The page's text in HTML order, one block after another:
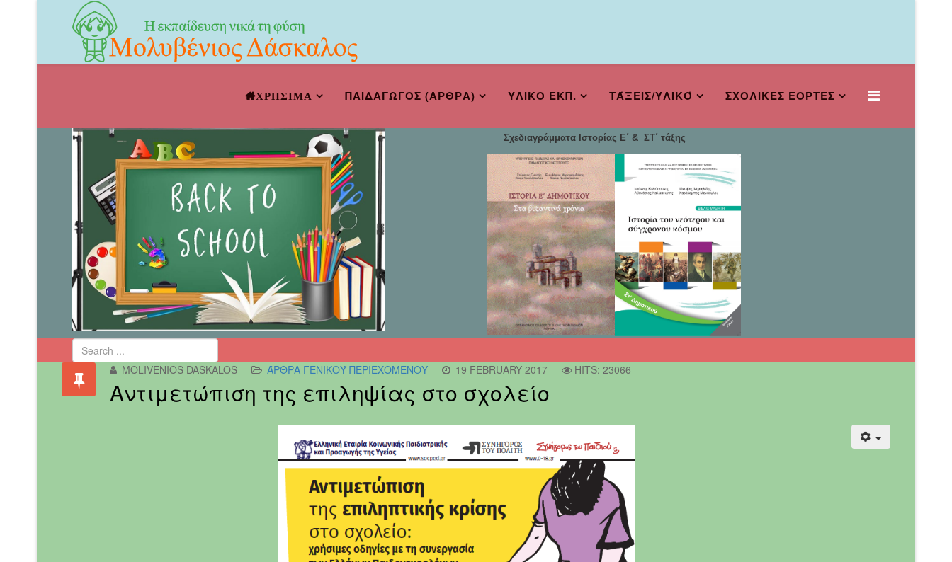
ΧΡΗΣΙΜΑ ΠΑΙΔΑΓΩΓΟΣ (ΑΡΘΡΑ) ΥΛΙΚΟ ΕΚΠ. ΤΆΞΕΙΣ/ΥΛΙΚΌ ΣΧΟΛΙΚΕΣ ΕΟΡΤΕΣ
Σχεδιαγράμματα Ιστορίας Ε΄ & ΣΤ΄ τάξης
MOLIVENIOS DASKALOS ΆΡΘΡΑ ΓΕΝΙΚΟΎ ΠΕΡΙΕΧΟΜΈΝΟΥ 19 FEBRUARY 2017 HITS: 23066
Αντιμετώπιση της επιληψίας στο σχολείο